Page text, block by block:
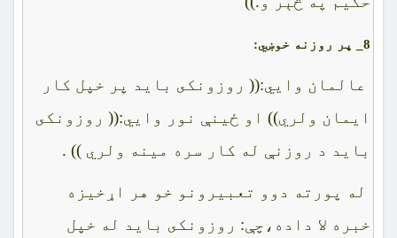
8_ پر روزنه خوښي:
عالمان وايي:(( روزونکى بايد پر خپل کار
ايمان ولري)) او ځينې نور وايي:(( روزونکى
بايد د روزنې له کار سره مينه ولري )) .
له پورته دوو تعبيرونو خو هر اړخيزه
خبره لا داده،چې: روزونکى بايد له خپل